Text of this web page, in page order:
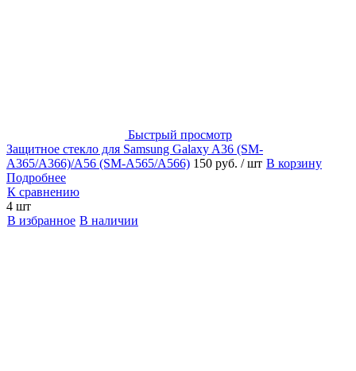
Быстрый просмотр
Защитное стекло для Samsung Galaxy A36 (SM-
A365/A366)/A56 (SM-A565/A566) 150 руб. / шт В корзину
Подробнее
К сравнению
4 шт
В избранное В наличии